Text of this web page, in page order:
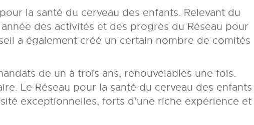
la santé du cerveau des enfants. Relevant du
des activités et des progrès du Réseau pour
a également créé un certain nombre de comités
de un à trois ans, renouvelables une fois.
Le Réseau pour la santé du cerveau des enfants
exceptionnelles, forts d’une riche expérience et